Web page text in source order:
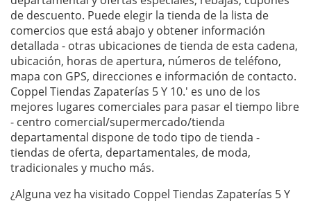
de descuento. Puede elegir la tienda de la lista de
comercios que está abajo y obtener información
detallada - otras ubicaciones de tienda de esta cadena,
ubicación, horas de apertura, números de teléfono,
mapa con GPS, direcciones e información de contacto.
Coppel Tiendas Zapaterías 5 Y 10.' es uno de los
mejores lugares comerciales para pasar el tiempo libre
- centro comercial/supermercado/tienda
departamental dispone de todo tipo de tienda -
tiendas de oferta, departamentales, de moda,
tradicionales y mucho más.
¿Alguna vez ha visitado Coppel Tiendas Zapaterías 5 Y